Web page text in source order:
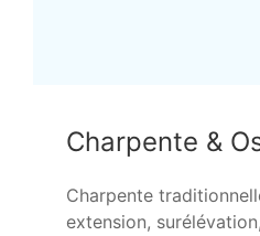
Charpente &
Charpente
extension,